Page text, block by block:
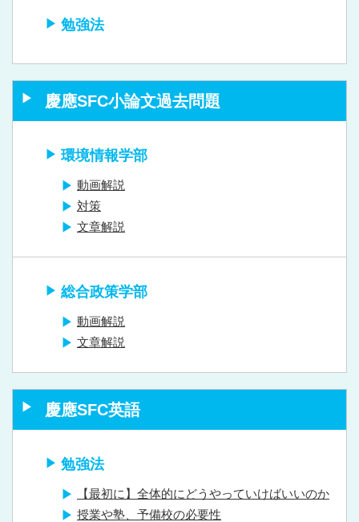
勉強法
慶應SFC小論文過去問題
環境情報学部
動画解説
対策
文章解説
総合政策学部
動画解説
文章解説
慶應SFC英語
勉強法
【最初に】全体的にどうやっていけばいいのか
授業や塾、予備校の必要性